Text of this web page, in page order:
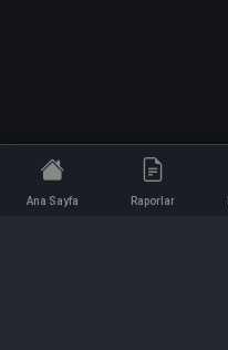
Ana Sayfa Raporlar